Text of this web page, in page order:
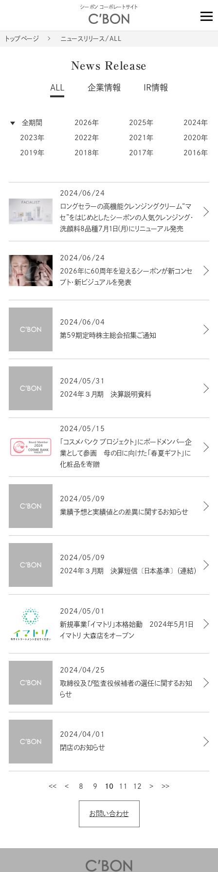
シーボン コーポレートサイト
トップページ ニュースリリース/ALL
News Release
ALL 企業情報 IR情報
全期間 2026年 2025年 2024年
2023年 2022年 2021年 2020年
2019年 2018年 2017年 2016年
2024/06/24
ロングセラーの高機能クレンジングクリーム“マ
セ”をはじめとしたシーボンの人気クレンジング・
洗顔料8品種7月1日(月)にリニューアル発売
2024/06/24
2026年に60周年を迎えるシーボンが新コンセ
プト・新ビジュアルを発表
2024/06/04
第59期定時株主総会招集ご通知
2024/05/31
2024年３月期 決算説明資料
2024/05/15
「コスメバンク プロジェクト」にボードメンバー企
業として参画 母の日に向けた「春夏ギフト」に
化粧品を寄贈
2024/05/09
業績予想と実績値との差異に関するお知らせ
2024/05/09
2024年３月期 決算短信〔日本基準〕（連結）
2024/05/01
新規事業「イマトリ」本格始動 2024年5月1日
イマトリ 大森店をオープン
2024/04/25
取締役及び監査役候補者の選任に関するお知
らせ
2024/04/01
閉店のお知らせ
最初 前
8 9 10 11 12
お問い合わせ